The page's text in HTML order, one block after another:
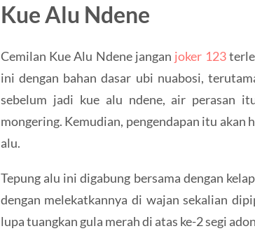
Kue Alu Ndene
Cemilan Kue Alu Ndene jangan joker 123
ini dengan bahan dasar ubi nuabosi,
sebelum jadi kue alu ndene, air perasan
mongering. Kemudian, pengendapan itu akan
alu.
Tepung alu ini digabung bersama dengan
dengan melekatkannya di wajan sekalian
lupa tuangkan gula merah di atas ke-2 segi